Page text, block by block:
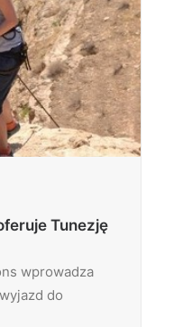
Tunezję
wprowadza
do